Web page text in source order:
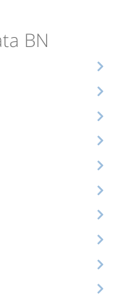
BN